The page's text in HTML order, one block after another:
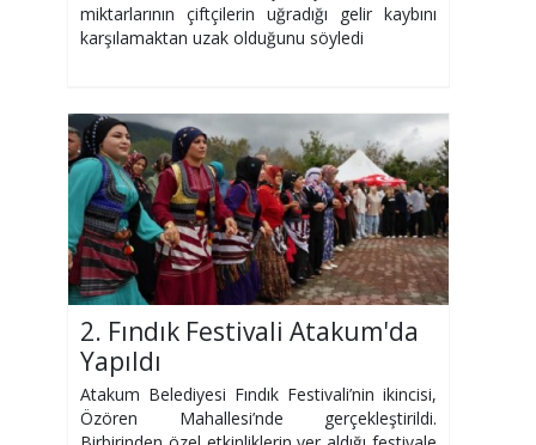
miktarlarının çiftçilerin uğradığı gelir kaybını
karşılamaktan uzak olduğunu söyledi
2. Fındık Festivali Atakum'da
Yapıldı
Atakum Belediyesi Fındık Festivali’nin ikincisi,
Özören Mahallesi’nde gerçekleştirildi.